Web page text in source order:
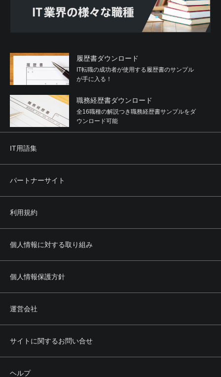
履歴書ダウンロード
IT転職の成功者が使用する履歴書のサンプル
が手に入る！
職務経歴書ダウンロード
全16職種の解説つき職務経歴書サンプルをダ
ウンロード可能
IT用語集
パートナーサイト
利用規約
個人情報に対する取り組み
個人情報保護方針
運営会社
サイトに関するお問い合せ
ヘルプ